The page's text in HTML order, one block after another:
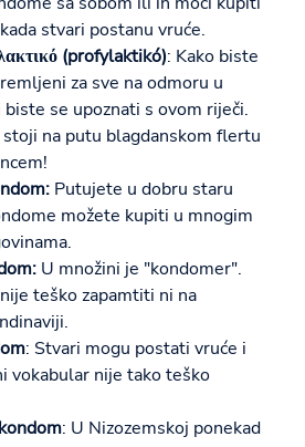
stvari postanu vruće.
(profylaktikó): Kako biste
za sve na odmoru u
se upoznati s ovom riječi.
stoji na putu blagdanskom flertu
Putujete u dobru staru
možete kupiti u mnogim
U množini je "kondomer".
teško zapamtiti ni na
: Stvari mogu postati vruće i
vokabular nije tako teško
: U Nizozemskoj ponekad